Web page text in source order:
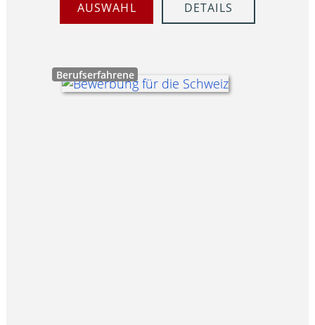
AUSWAHL DETAILS
Berufserfahrene